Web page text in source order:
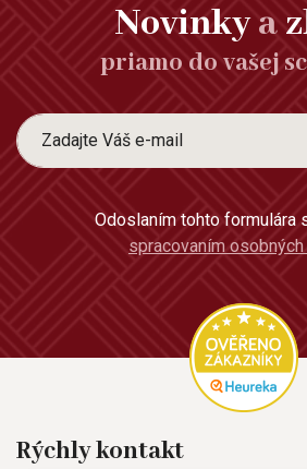
Novinkya
priamo do vašej
Odoslaním tohto formulára
spracovaním osobných
Rýchly kontakt